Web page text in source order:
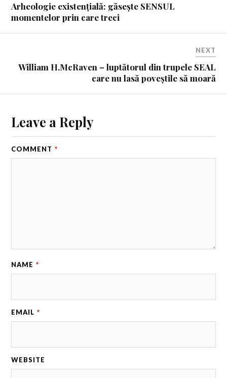
Arheologie existențială: găsește SENSUL
momentelor prin care treci
NEXT
William H.McRaven – luptătorul din trupele SEAL
care nu lasă poveștile să moară
Leave a Reply
COMMENT *
NAME *
EMAIL *
WEBSITE